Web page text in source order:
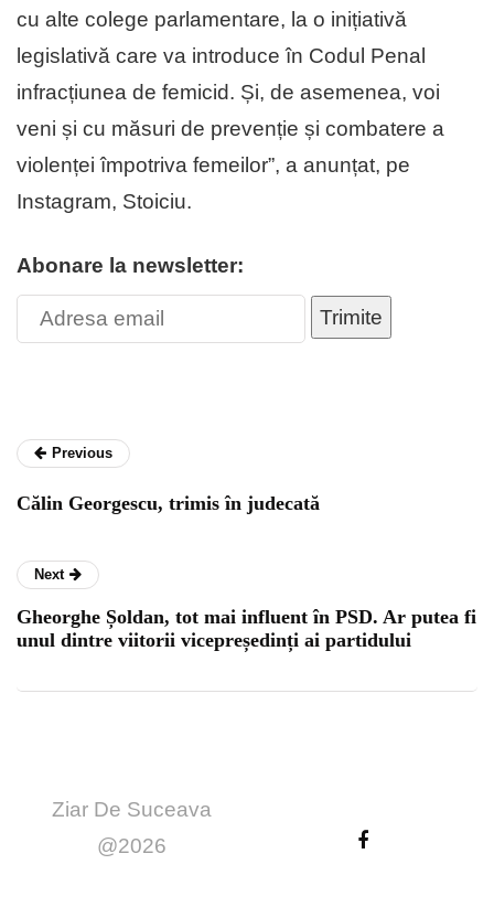
cu alte colege parlamentare, la o inițiativă
legislativă care va introduce în Codul Penal
infracțiunea de femicid. Și, de asemenea, voi
veni și cu măsuri de prevenție și combatere a
violenței împotriva femeilor”, a anunțat, pe
Instagram, Stoiciu.
Abonare la newsletter:
Trimite
Previous
Călin Georgescu, trimis în judecată
Next
Gheorghe Șoldan, tot mai influent în PSD. Ar putea fi
unul dintre viitorii vicepreședinți ai partidului
Ziar De Suceava
@2026